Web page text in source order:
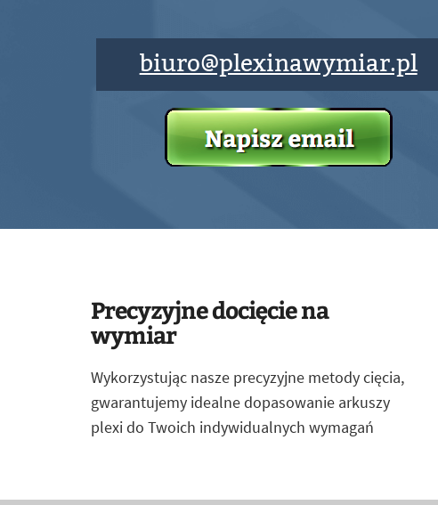
biuro@plexinawymiar.pl
Precyzyjne docięcie na
wymiar
Wykorzystując nasze precyzyjne metody cięcia,
gwarantujemy idealne dopasowanie arkuszy
plexi do Twoich indywidualnych wymagań